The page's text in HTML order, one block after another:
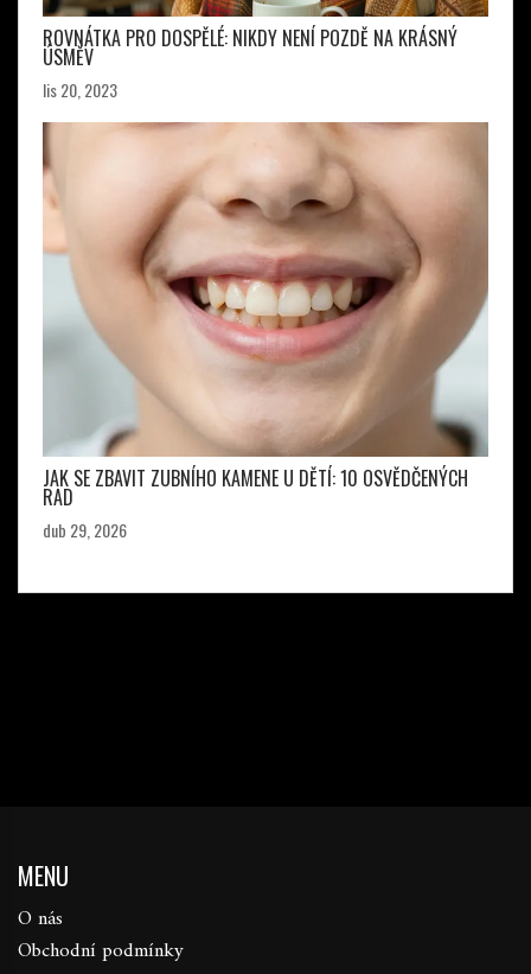
ROVNÁTKA PRO DOSPĚLÉ: NIKDY NENÍ POZDĚ NA KRÁSNÝ
ÚSMĚV
lis 20, 2023
JAK SE ZBAVIT ZUBNÍHO KAMENE U DĚTÍ: 10 OSVĚDČENÝCH
RAD
dub 29, 2026
MENU
O nás
Obchodní podmínky